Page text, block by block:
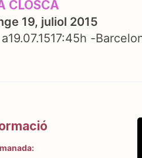
CLOSCA
19, juliol 2015
19.07.1517:45h -